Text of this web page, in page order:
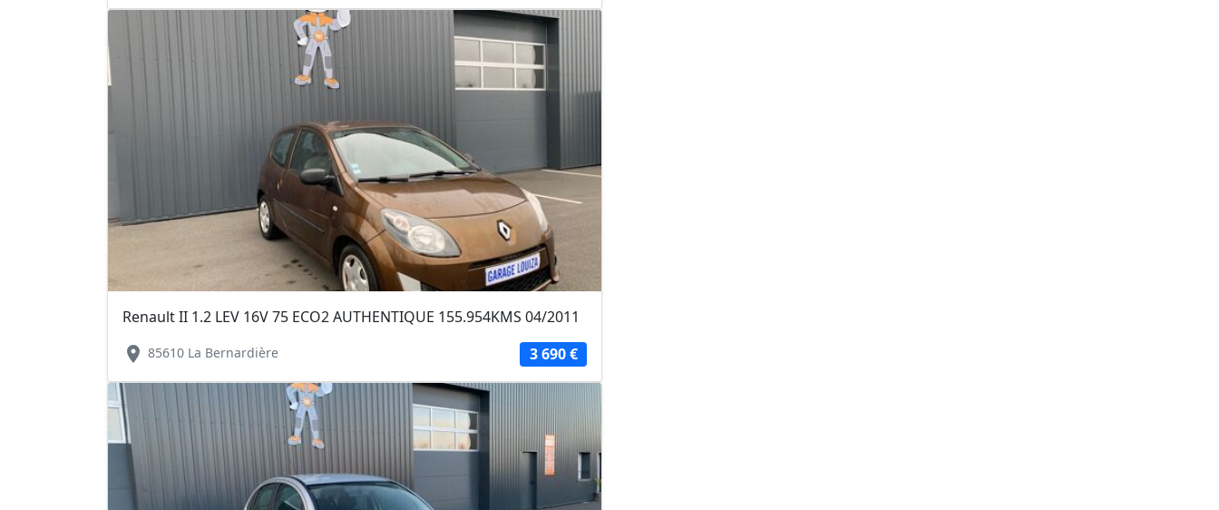
Renault II 1.2 LEV 16V 75 ECO2 AUTHENTIQUE 155.954KMS 04/2011
location_on 85610 La Bernardière 3 690 €